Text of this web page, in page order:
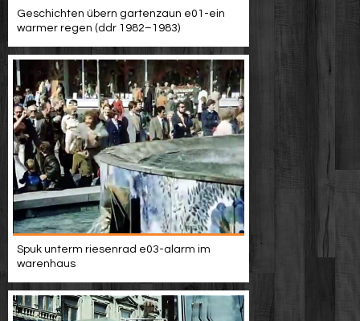
Geschichten übern gartenzaun e01-ein
warmer regen (ddr 1982–1983)
Spuk unterm riesenrad e03-alarm im
warenhaus